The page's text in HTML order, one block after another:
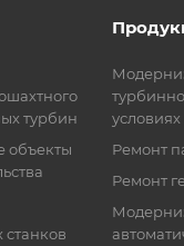
турбин
объекты
станков
Ремонт
Ремонт